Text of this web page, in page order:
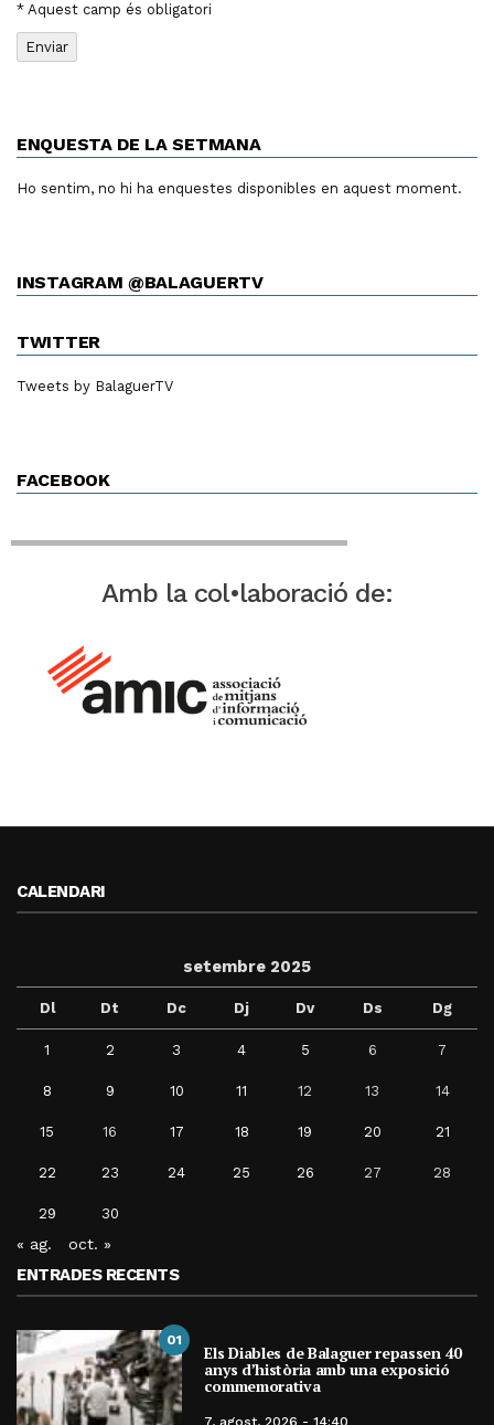
* Aquest camp és obligatori
ENQUESTA DE LA SETMANA
Ho sentim, no hi ha enquestes disponibles en aquest moment.
INSTAGRAM @BALAGUERTV
TWITTER
Tweets by BalaguerTV
FACEBOOK
Amb la col•laboració de:
CALENDARI
setembre 2025
Dl Dt Dc Dj Dv Ds Dg
1 2 3 4 5 6 7
8 9 10 11 12 13 14
15 16 17 18 19 20 21
22 23 24 25 26 27 28
29 30
« ag. oct. »
ENTRADES RECENTS
01
Els Diables de Balaguer repassen 40
anys d’història amb una exposició
commemorativa